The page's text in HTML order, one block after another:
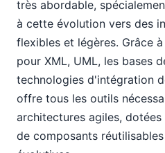
très abordable,
à cette évolution vers des
flexibles et légères. Grâce
pour XML, UML, les bases
technologies d'intégration
offre tous les outils
architectures agiles,
de composants